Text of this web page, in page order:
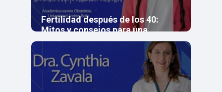
Fertilidad después de los 40:
Mitos y consejos para una
maternidad informada